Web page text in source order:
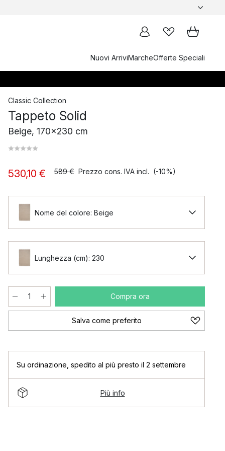
Nuovi ArriviMarcheOfferte Speciali
Classic Collection
Tappeto Solid
Beige, 170x230 cm
530,10 € 589 € Prezzo cons. IVA incl. (-10%)
Nome del colore: Beige
Lunghezza (cm): 230
Compra ora
Salva come preferito
Su ordinazione spedito al più presto il 2 settembre
Più info